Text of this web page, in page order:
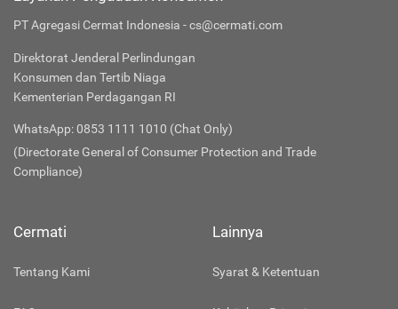
PT Agregasi Cermat Indonesia - cs@cermati.com
Direktorat Jenderal Perlindungan
Konsumen dan Tertib Niaga
Kementerian Perdagangan RI
WhatsApp: 0853 1111 1010 (Chat Only)
(Directorate General of Consumer Protection and Trade
Compliance)
Cermati
Tentang Kami
Lainnya
Syarat & Ketentuan